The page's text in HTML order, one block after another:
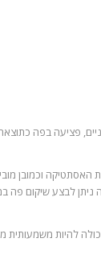
פציעה בפה
האסתטיקה וכמובן
לבצע שיקום פה
להיות משמעותית